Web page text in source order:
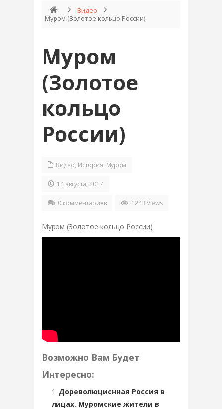
Видео
Муром (Золотое кольцо России)
Муром
(Золотое
кольцо
России)
Видео, История, Муром
14 августа, 2017
0 комментариев 1243 Views
Муром (Золотое кольцо России)
Возможно Вам Будет
Интересно:
Дореволюционная Россия в
лицах. Муромские жители в